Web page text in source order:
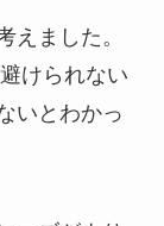
えました。
けられない
いとわかっ